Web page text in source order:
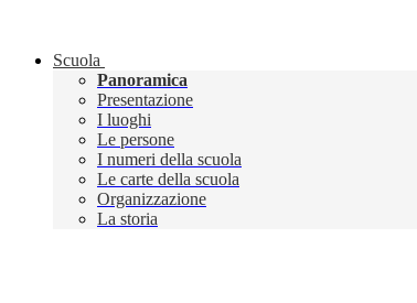
Scuola
Panoramica
Presentazione
I luoghi
Le persone
I numeri della scuola
Le carte della scuola
Organizzazione
La storia